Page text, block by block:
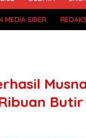
MEDIA SIBER
Butir